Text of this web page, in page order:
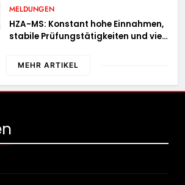
MELDUNGEN
HZA-MS: Konstant hohe Einnahmen,
stabile Prüfungstätigkeiten und viel
Hauptzollamt Münster zieht für 2025
MEHR ARTIKEL